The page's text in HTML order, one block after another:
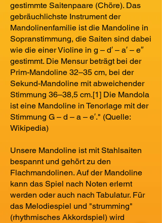
gestimmte Saitenpaare (Chöre). Das
gebräuchlichste Instrument der
Mandolinenfamilie ist die Mandoline in
Sopranstimmung, die Saiten sind dabei
wie die einer Violine in g – d′ – a′ – e″
gestimmt. Die Mensur beträgt bei der
Prim-Mandoline 32–35 cm, bei der
Sekund-Mandoline mit abweichender
Stimmung 36–38,5 cm.[1] Die Mandola
ist eine Mandoline in Tenorlage mit der
Stimmung G – d – a – e′." (Quelle:
Wikipedia)
Unsere Mandoline ist mit Stahlsaiten
bespannt und gehört zu den
Flachmandolinen. Auf der Mandoline
kann das Spiel nach Noten erlernt
werden oder auch nach Tabulatur. Für
das Melodiespiel und "strumming"
(rhythmisches Akkordspiel) wird